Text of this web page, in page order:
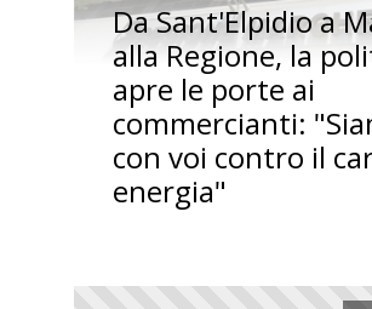
Da Sant'Elpidio a
alla Regione, la
apre le porte ai
commercianti:
con voi contro il
energia"